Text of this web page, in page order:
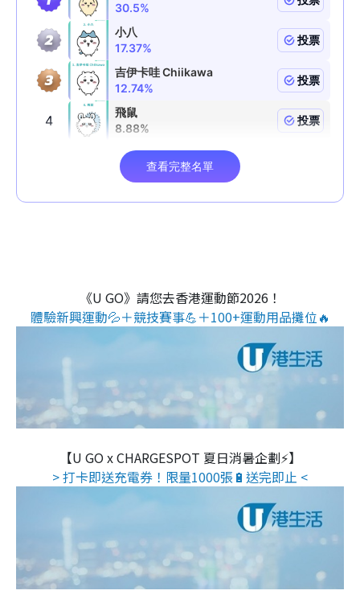
《U GO》請您去香港運動節2026！
體驗新興運動💦＋競技賽事💪＋100+運動用品攤位🔥
【U GO x CHARGESPOT 夏日消暑企劃⚡】
> 打卡即送充電券！限量1000張🔋送完即止 <